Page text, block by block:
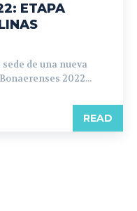
ETAPA
de una nueva
2022...
READ